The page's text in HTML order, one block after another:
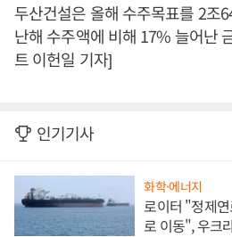
두산건설은 올해 수주목표를 2조
난해 수주액에 비해 17% 늘어난
트 이헌일 기자]
인기기사
화학·에너지
로이터 "정제
로 이동", 우크